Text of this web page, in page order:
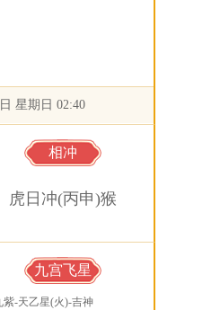
星期日 02:40
相冲
虎日冲(丙申)猴
九宫飞星
紫-天乙星(火)-吉神